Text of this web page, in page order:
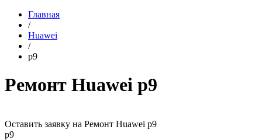
Главная
/
Huawei
/
p9
Ремонт Huawei p9
Оставить заявку на Ремонт Huawei p9
p9